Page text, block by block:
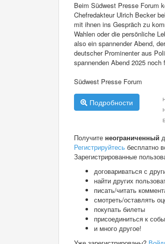
Beim Südwest Presse Forum
Chefredakteur Ulrich Becker
mit ihnen ins Gespräch zu
Wahlen oder die persönliche
also ein spannender Abend,
deutscher Prominenter aus
spannenden Abend 2025
Südwest Presse Forum
Подробности
Получите неограниченный
Регистрируйтесь бесплатно
Зарегистрированные
договариваться с
найти других
писать/читать
смотреть/оставлять
покупать билеты
присоединиться к
и много другое!